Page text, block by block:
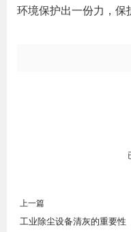
环境保护出一份力，保
上一篇
工业除尘设备清灰的重要性